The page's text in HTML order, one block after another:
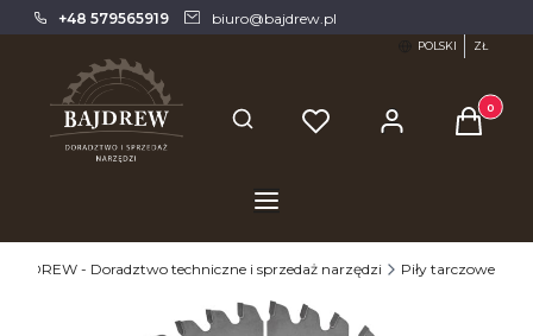
+48 579565919 biuro@bajdrew.pl
POLSKI ZŁ
Otwórz wyszukiwarkę Produkty
BAJDREW - Doradztwo techniczne i sprzedaż narzędzi Piły tarczowe